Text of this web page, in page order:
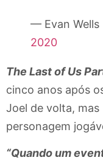
— Evan Wells
2020
The Last of Us
cinco anos após
Joel de volta, mas
personagem
“Quando um